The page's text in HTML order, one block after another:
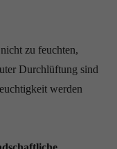
zu feuchten,
Durchlüftung sind
werden